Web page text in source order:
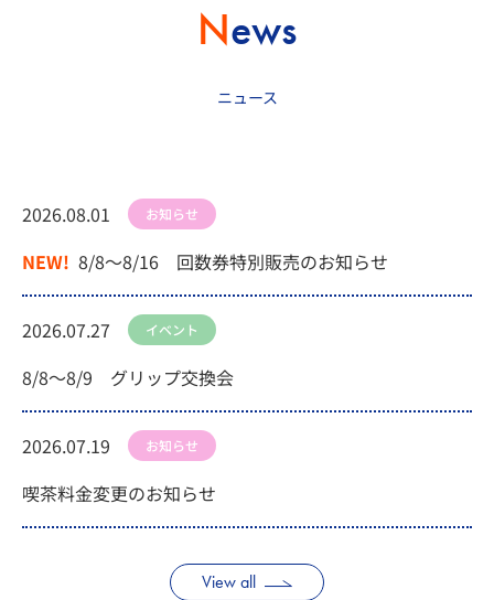
News
ニュース
2026.08.01 お知らせ
NEW! 8/8～8/16 回数券特別販売のお知らせ
2026.07.27 イベント
8/8～8/9 グリップ交換会
2026.07.19 お知らせ
喫茶料金変更のお知らせ
View all